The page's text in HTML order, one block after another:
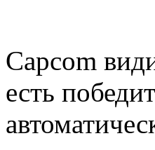
Capcom
есть